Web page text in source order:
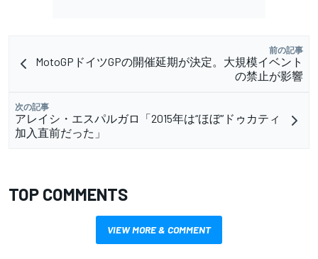
前の記事
MotoGPドイツGPの開催延期が決定。大規模イベント
の禁止が影響
次の記事
アレイシ・エスパルガロ「2015年は“ほぼ”ドゥカティ
加入直前だった」
TOP COMMENTS
VIEW MORE & COMMENT